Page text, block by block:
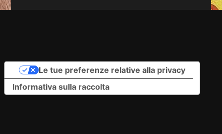
Informativa sulla raccolta
Le tue preferenze relative alla privacy